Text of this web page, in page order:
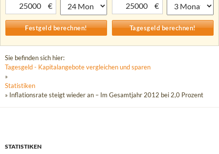
€
€
Sie befinden sich hier:
Tagesgeld - Kapitalangebote vergleichen und sparen
»
Statistiken
» Inflationsrate steigt wieder an – Im Gesamtjahr 2012 bei 2,0 Prozent
STATISTIKEN